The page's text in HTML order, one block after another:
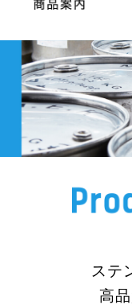
ステ
高